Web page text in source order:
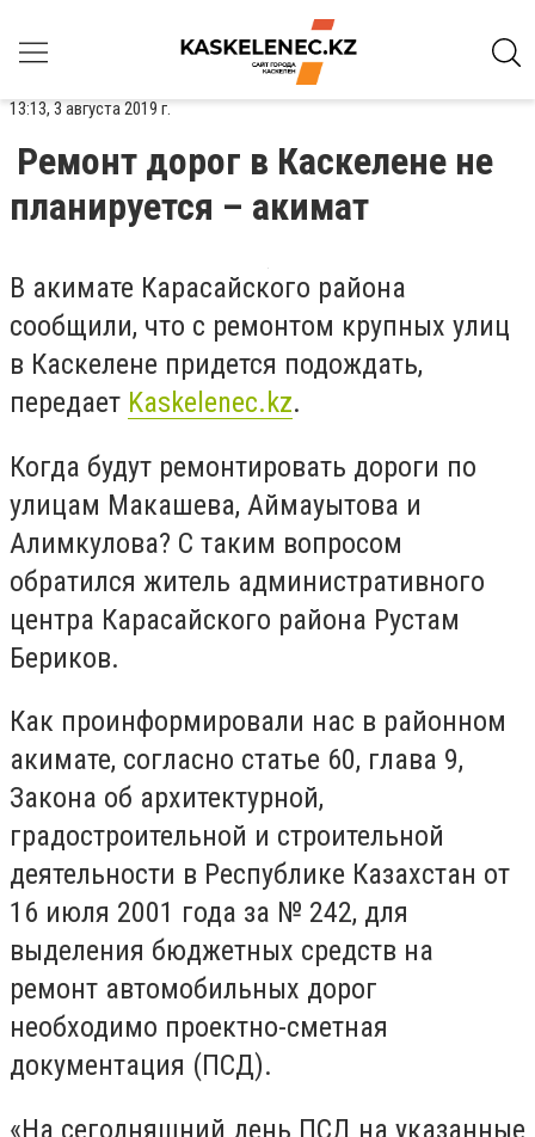
13:13, 3 августа 2019 г.
Ремонт дорог в Каскелене не
планируется – акимат
В акимате Карасайского района
сообщили, что с ремонтом крупных улиц
в Каскелене придется подождать,
передает Kaskelenec.kz.
Когда будут ремонтировать дороги по
улицам Макашева, Аймауытова и
Алимкулова? С таким вопросом
обратился житель административного
центра Карасайского района Рустам
Бериков.
Как проинформировали нас в районном
акимате, согласно статье 60, глава 9,
Закона об архитектурной,
градостроительной и строительной
деятельности в Республике Казахстан от
16 июля 2001 года за № 242, для
выделения бюджетных средств на
ремонт автомобильных дорог
необходимо проектно-сметная
документация (ПСД).
«На сегодняшний день ПСД на указанные